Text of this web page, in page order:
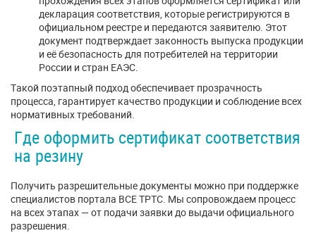
декларация соответствия, которые регистрируются в
официальном реестре и передаются заявителю. Этот
документ подтверждает законность выпуска продукции
и её безопасность для потребителей на территории
России и стран ЕАЭС.
Такой поэтапный подход обеспечивает прозрачность
процесса, гарантирует качество продукции и соблюдение всех
нормативных требований.
Где оформить сертификат соответствия
на резину
Получить разрешительные документы можно при поддержке
специалистов портала ВСЕ ТРТС. Мы сопровождаем процесс
на всех этапах — от подачи заявки до выдачи официального
разрешения.